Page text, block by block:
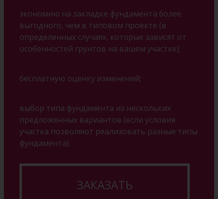
экономию на закладке фундамента более
выгодного, чем в типовом проекте (в
определенных случаях, которые зависят от
особенностей грунтов на вашем участке);
бесплатную оценку изменений;
выбор типа фундамента из нескольких
предложенных вариантов (если условия
участка позволяют реализовать разные типы
фундамента).
ЗАКАЗАТЬ